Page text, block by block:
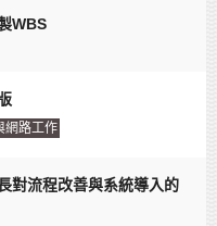
WBS
網路工作
對流程改善與系統導入的